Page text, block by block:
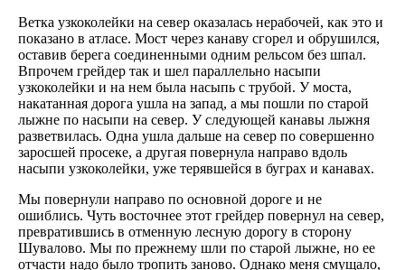
Ветка узкоколейки на север оказалась нерабочей, как это и
показано в атласе. Мост через канаву сгорел и обрушился,
оставив берега соединенными одним рельсом без шпал.
Впрочем грейдер так и шел параллельно насыпи
узкоколейки и на нем была насыпь с трубой. У моста,
накатанная дорога ушла на запад, а мы пошли по старой
лыжне по насыпи на север. У следующей канавы лыжня
разветвилась. Одна ушла дальше на север по совершенно
заросшей просеке, а другая повернула направо вдоль
насыпи узкоколейки, уже терявшейся в буграх и канавах.
Мы повернули направо по основной дороге и не
ошиблись. Чуть восточнее этот грейдер повернул на север,
превратившись в отменную лесную дорогу в сторону
Шувалово. Мы по прежнему шли по старой лыжне, но ее
отчасти надо было тропить заново. Однако меня смущало,